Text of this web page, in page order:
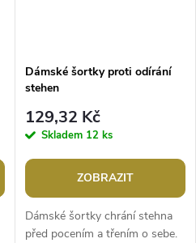
Dámské šortky proti odírání
stehen
129,32 Kč
Skladem 12 ks
ZOBRAZIT
Dámské šortky chrání stehna
před pocením a třením o sebe.